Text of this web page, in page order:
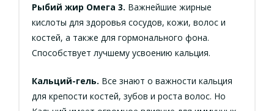
Рыбий жир Омега 3. Важнейшие жирные
кислоты для здоровья сосудов, кожи, волос и
костей, а также для гормонального фона.
Способствует лучшему усвоению кальция.
Кальций-гель. Все знают о важности кальция
для крепости костей, зубов и роста волос. Но